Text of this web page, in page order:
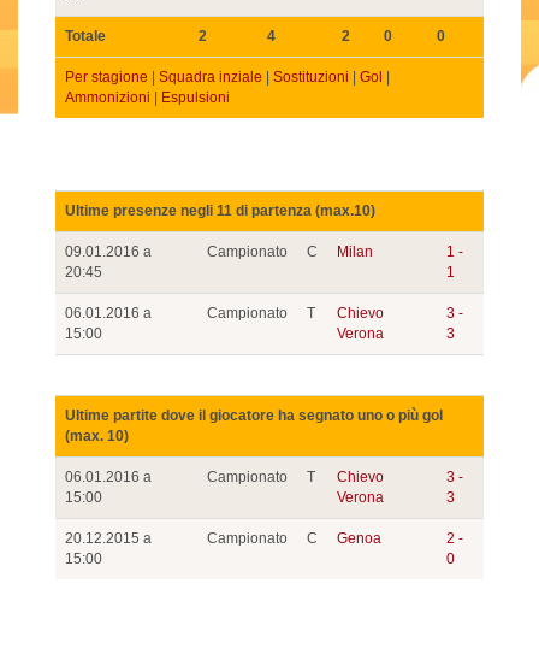
Totale 2 4 2 0 0
Per stagione Squadra inziale Sostituzioni Gol
Ammonizioni
Espulsioni
Ultime presenze negli 11 di partenza (max.10)
09.01.2016 a
20:45
Campionato C Milan
1 -
1
06.01.2016 a
15:00
Campionato T
Chievo
Verona
3 -
3
Ultime partite dove il giocatore ha segnato uno o più gol
(max. 10)
06.01.2016 a
15:00
Campionato T
Chievo
Verona
3 -
3
20.12.2015 a
15:00
Campionato C Genoa
2 -
0